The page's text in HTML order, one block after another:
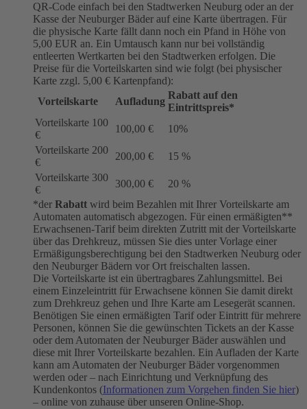
QR-Code einfach bei den Stadtwerken Neuburg oder an der
Kasse der Neuburger Bäder auf eine Karte übertragen. Für
die physische Karte fällt dann noch ein Pfand in Höhe von
5,00 EUR an. Ein Umtausch kann nur bei vollständig
entleerten Wertkarten bei den Stadtwerken erfolgen. Die
Preise für die Vorteilskarten sind wie folgt (bei physischer
Karte zzgl. 5,00 € Kartenpfand):
Vorteilskarte
Aufladung
Rabatt auf den
Eintrittspreis*
Vorteilskarte 100
€
100,00 €
10%
Vorteilskarte 200
€
200,00 €
15 %
Vorteilskarte 300
€
300,00 €
20 %
*der Rabatt wird beim Bezahlen mit Ihrer Vorteilskarte am
Automaten automatisch abgezogen. Für einen ermäßigten**
Erwachsenen-Tarif beim direkten Zutritt mit der Vorteilskarte
über das Drehkreuz, müssen Sie dies unter Vorlage einer
Ermäßigungsberechtigung bei den Stadtwerken Neuburg oder
den Neuburger Bädern vor Ort freischalten lassen.
Die Vorteilskarte ist ein übertragbares Zahlungsmittel. Bei
einem Einzeleintritt für Erwachsene können Sie damit direkt
zum Drehkreuz gehen und Ihre Karte am Lesegerät scannen.
Benötigen Sie einen ermäßigten Tarif oder Eintritt für mehrere
Personen, können Sie die gewünschten Tickets an der Kasse
oder dem Automaten der Neuburger Bäder auswählen und
diese mit Ihrer Vorteilskarte bezahlen. Ein Aufladen der Karte
kann am Automaten der Neuburger Bäder vorgenommen
werden oder – nach Einrichtung und Verknüpfung des
Kundenkontos (Informationen zum Vorgehen finden Sie hier)
– online von zuhause über unseren Online-Shop.